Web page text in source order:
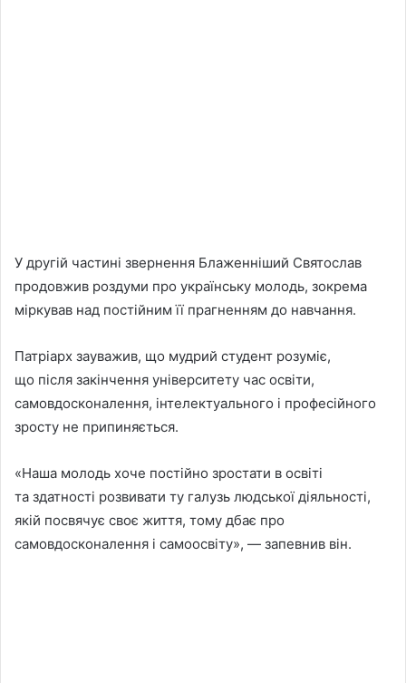
У другій частині звернення Блаженніший Святослав
продовжив роздуми про українську молодь, зокрема
міркував над постійним її прагненням до навчання.
Патріарх зауважив, що мудрий студент розуміє,
що після закінчення університету час освіти,
самовдосконалення, інтелектуального і професійного
зросту не припиняється.
«Наша молодь хоче постійно зростати в освіті
та здатності розвивати ту галузь людської діяльності,
якій посвячує своє життя, тому дбає про
самовдосконалення і самоосвіту», — запевнив він.